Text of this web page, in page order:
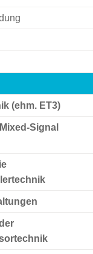
(ehm. ET3)
Signal